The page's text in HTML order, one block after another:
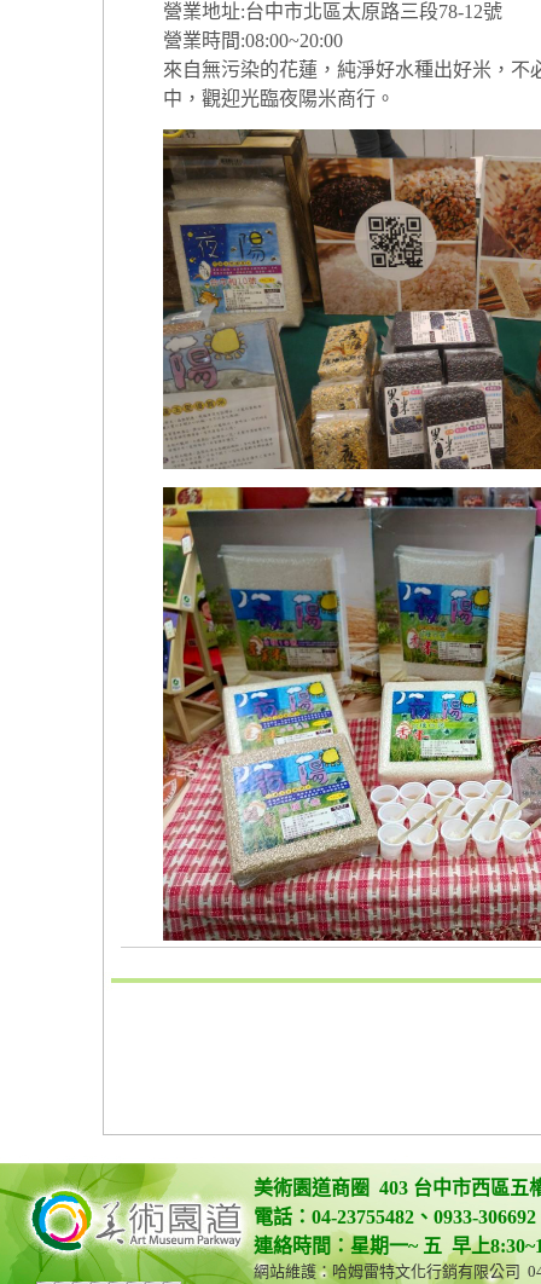
營業地址:台中市北區太原路三段78-12號
營業時間:08:00~20:00
來自無污染的花蓮，純淨好水種出好米，
中，觀迎光臨夜陽米商行。
美術園道商圈 403 台中市西區五
電話：04-23755482、0933-
連絡時間：星期一~ 五 早上
網站維護：哈姆雷特文化行銷有限公司